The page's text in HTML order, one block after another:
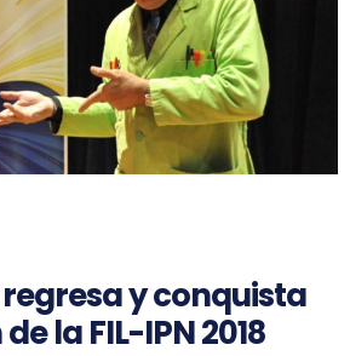
y conquista
la FIL-IPN 2018